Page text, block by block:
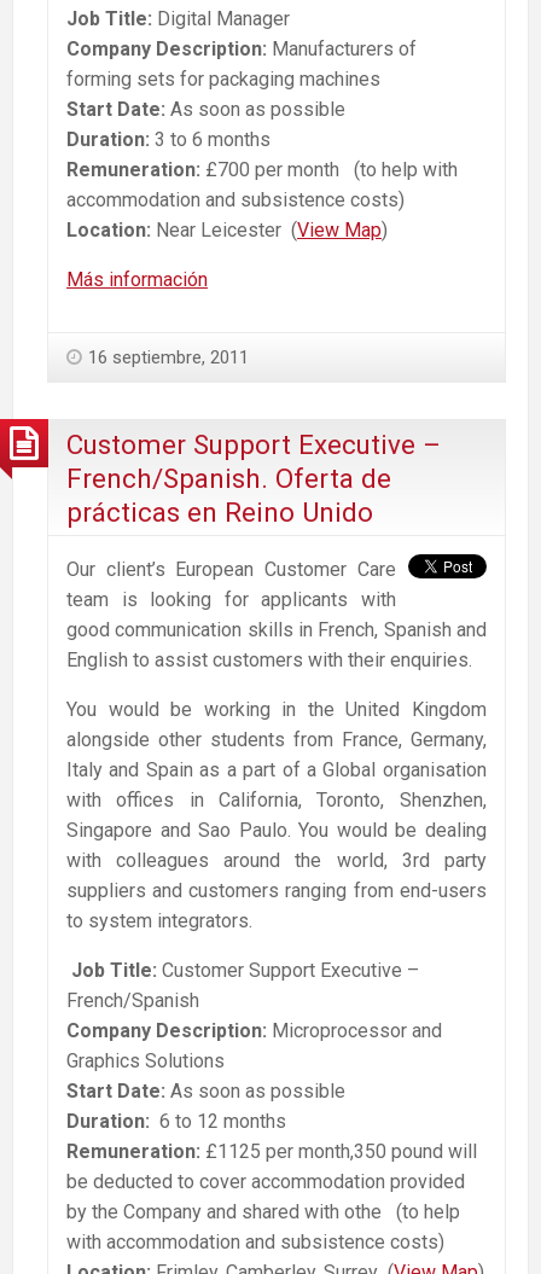
Job Title: Digital Manager
Company Description: Manufacturers of
forming sets for packaging machines
Start Date: As soon as possible
Duration: 3 to 6 months
Remuneration: £700 per month (to help with
accommodation and subsistence costs)
Location: Near Leicester (View Map)
Más información
16 septiembre, 2011
Customer Support Executive –
French/Spanish. Oferta de
prácticas en Reino Unido
Our client’s European Customer Care
team is looking for applicants with
good communication skills in French, Spanish and
English to assist customers with their enquiries.
You would be working in the United Kingdom
alongside other students from France, Germany,
Italy and Spain as a part of a Global organisation
with offices in California, Toronto, Shenzhen,
Singapore and Sao Paulo. You would be dealing
with colleagues around the world, 3rd party
suppliers and customers ranging from end-users
to system integrators.
Job Title: Customer Support Executive –
French/Spanish
Company Description: Microprocessor and
Graphics Solutions
Start Date: As soon as possible
Duration: 6 to 12 months
Remuneration: £1125 per month,350 pound will
be deducted to cover accommodation provided
by the Company and shared with othe (to help
with accommodation and subsistence costs)